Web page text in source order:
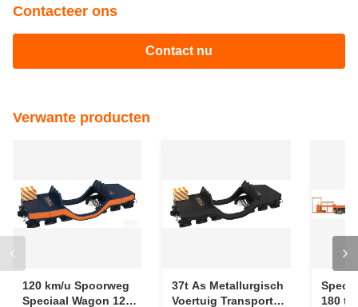
Contacteer ons
Contact nu
Verwante producten
120 km/u Spoorweg
Speciaal Wagon 12
37t As Metallurgisch
Voertuig Transport
180 t